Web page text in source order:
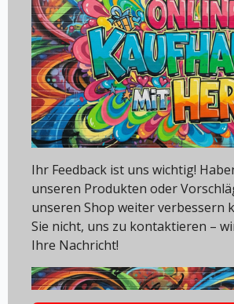
Ihr Feedback ist uns wichtig!
unseren Produkten oder
unseren Shop weiter verbessern
Sie nicht, uns zu kontaktieren –
Ihre Nachricht!